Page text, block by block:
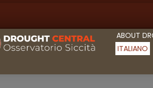
ABOUT
ITALIANO